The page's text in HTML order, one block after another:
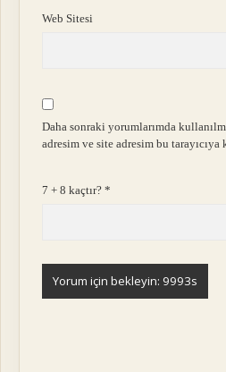
Web Sitesi
Daha sonraki yorumlarımda
adresim ve site adresim bu
7 + 8 kaçtır?*